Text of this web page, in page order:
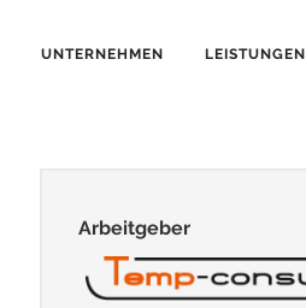
UNTERNEHMEN LEISTUNGEN
Arbeitgeber